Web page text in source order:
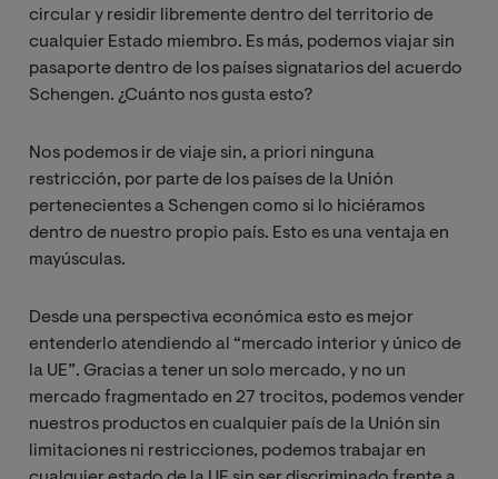
circular y residir libremente dentro del territorio de
cualquier Estado miembro. Es más, podemos viajar sin
pasaporte dentro de los países signatarios del acuerdo
Schengen. ¿Cuánto nos gusta esto?
Nos podemos ir de viaje sin, a priori ninguna
restricción, por parte de los países de la Unión
pertenecientes a Schengen como si lo hiciéramos
dentro de nuestro propio país. Esto es una ventaja en
mayúsculas.
Desde una perspectiva económica esto es mejor
entenderlo atendiendo al “mercado interior y único de
la UE”. Gracias a tener un solo mercado, y no un
mercado fragmentado en 27 trocitos, podemos vender
nuestros productos en cualquier país de la Unión sin
limitaciones ni restricciones, podemos trabajar en